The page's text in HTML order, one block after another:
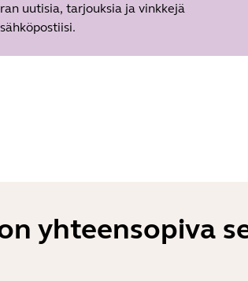
uutisia, tarjouksia ja vinkkejä
yhteensopiva